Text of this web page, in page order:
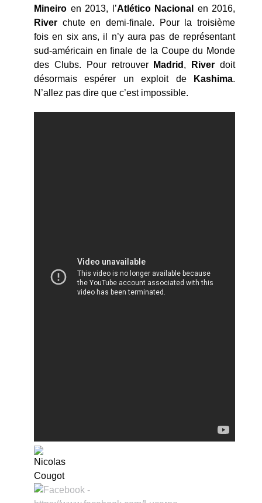
Mineiro en 2013, l’Atlético Nacional en 2016,
River chute en demi-finale. Pour la troisième
fois en six ans, il n’y aura pas de représentant
sud-américain en finale de la Coupe du Monde
des Clubs. Pour retrouver
Madrid , River doit
désormais espérer un exploit de
Kashima.
N’allez pas dire que c’est impossible.